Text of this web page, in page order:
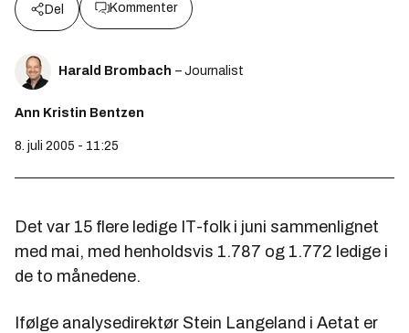
Del Kommenter
Harald Brombach – Journalist
Ann Kristin Bentzen
8. juli 2005 - 11:25
Det var 15 flere ledige IT-folk i juni sammenlignet
med mai, med henholdsvis 1.787 og 1.772 ledige i
de to månedene.
Ifølge analysedirektør Stein Langeland i Aetat er